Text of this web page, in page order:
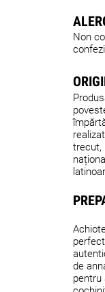
Non
trecut,
de
pentru